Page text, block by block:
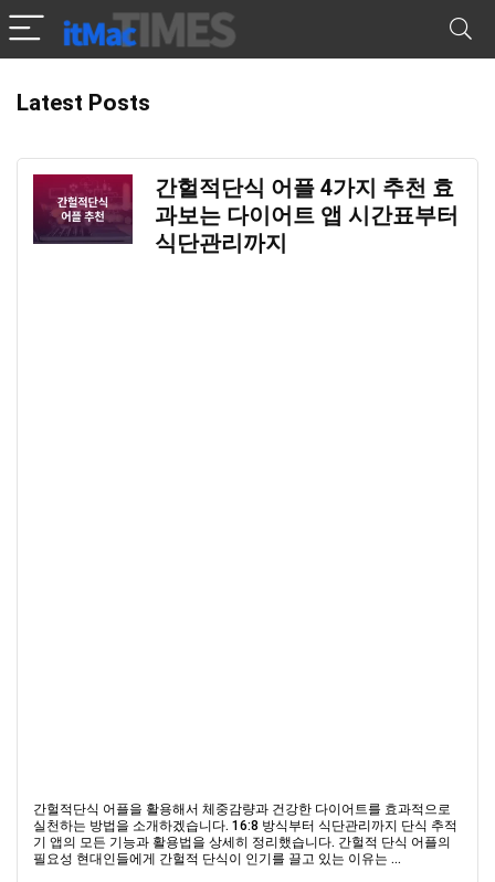
Latest Posts
간헐적단식 어플 4가지 추천 효
과보는 다이어트 앱 시간표부터
식단관리까지
간헐적단식 어플을 활용해서 체중감량과 건강한 다이어트를 효과적으로
실천하는 방법을 소개하겠습니다. 16:8 방식부터 식단관리까지 단식 추적
기 앱의 모든 기능과 활용법을 상세히 정리했습니다. 간헐적 단식 어플의
필요성 현대인들에게 간헐적 단식이 인기를 끌고 있는 이유는 ...